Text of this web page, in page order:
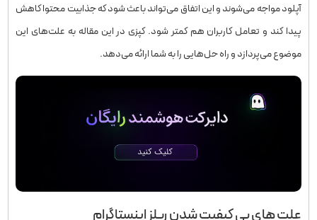
آپلود مواجه می‌شوند و این اتفاق می‌تواند باعث شود که جذابیت محتوا کاهش
پیدا کند و تعامل کاربران هم کمتر شود. کپزی در این مقاله به علت‌های این
موضوع می‌پردازد و راه حل‌هایی را به شما ارائه می‌دهد.
علت های بی کیفیت شدن ریلز اینستاگرام